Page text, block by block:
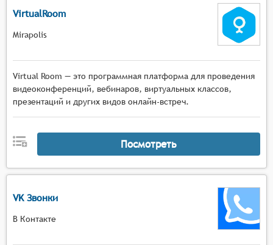
VirtualRoom
Mirapolis
Virtual Room — это программная платформа для проведения
видеоконференций, вебинаров, виртуальных классов,
презентаций и других видов онлайн-встреч.
Посмотреть
VK Звонки
В Контакте